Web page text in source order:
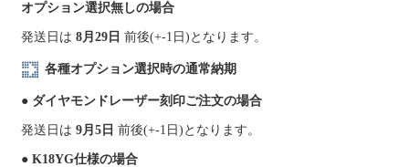
オプション選択無しの場合
発送日は 8月29日 前後(+-1日)となります。
各種オプション選択時の通常納期
● ダイヤモンドレーザー刻印ご注文の場合
発送日は 9月5日 前後(+-1日)となります。
● K18YG仕様の場合